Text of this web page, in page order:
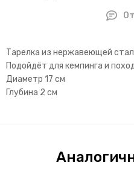
Тарелка из нержавеющей
Подойдёт для кемпинга и
Диаметр 17 см
Глубина 2 см